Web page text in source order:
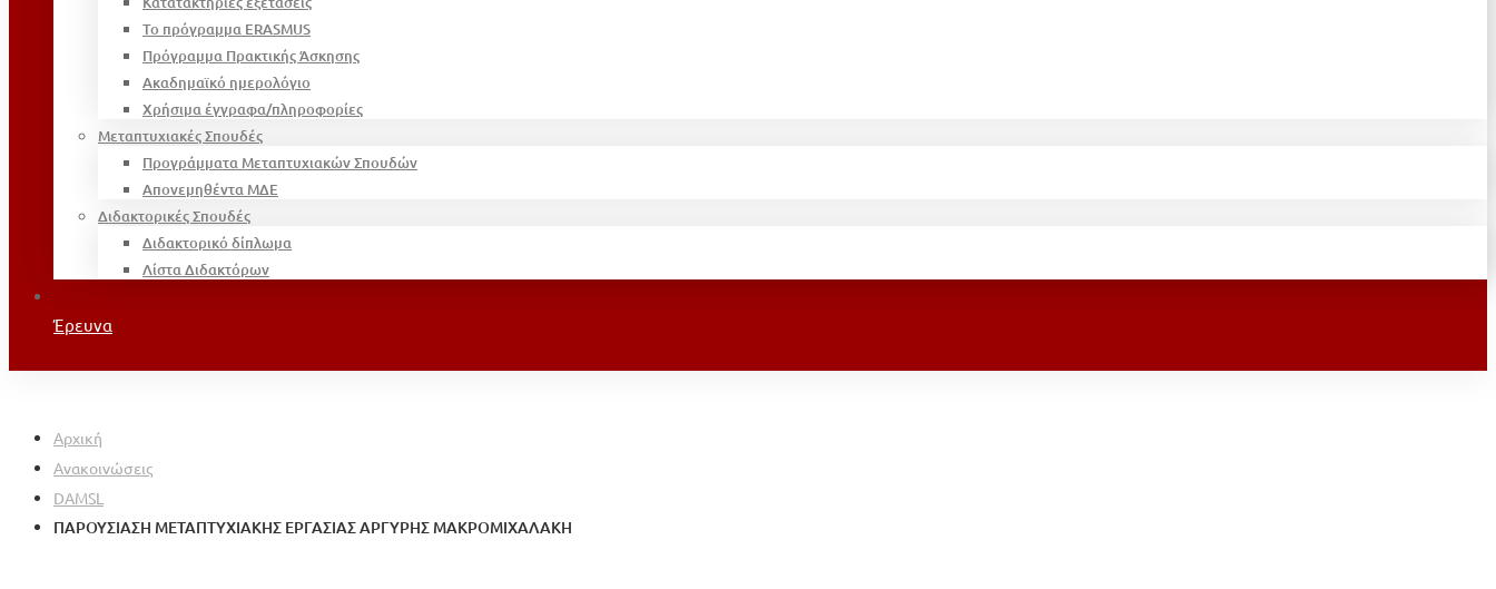
Το πρόγραμμα ERASMUS
Πρόγραμμα Πρακτικής Άσκησης
Ακαδημαϊκό ημερολόγιο
Χρήσιμα έγγραφα/πληροφορίες
Μεταπτυχιακές Σπουδές
Προγράμματα Μεταπτυχιακών Σπουδών
Απονεμηθέντα ΜΔΕ
Διδακτορικές Σπουδές
Διδακτορικό δίπλωμα
Λίστα Διδακτόρων
Έρευνα
Αρχική
Ανακοινώσεις
DAMSL
ΠΑΡΟΥΣΙΑΣΗ ΜΕΤΑΠΤΥΧΙΑΚΗΣ ΕΡΓΑΣΙΑΣ ΑΡΓΥΡΗΣ ΜΑΚΡΟΜΙΧΑΛΑΚΗ